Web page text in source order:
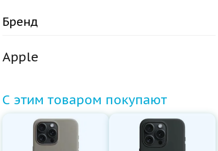
Бренд
Apple
С этим товаром покупают